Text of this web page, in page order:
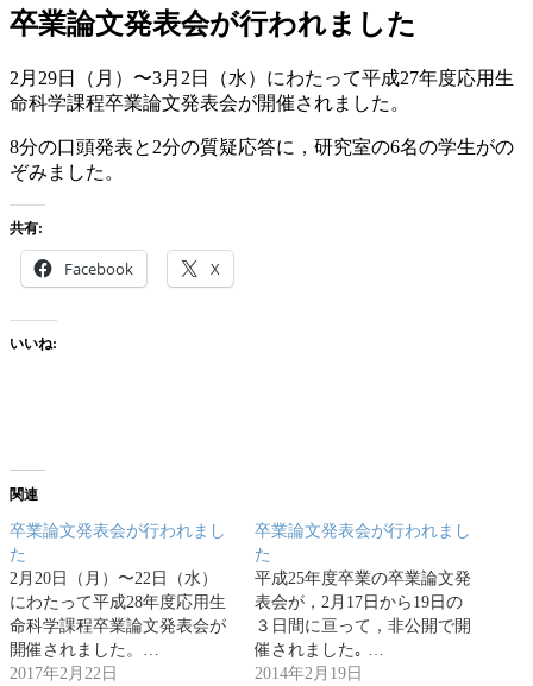
卒業論文発表会が行われました
2月29日（月）〜3月2日（水）にわたって平成27年度応用生
命科学課程卒業論文発表会が開催されました。
8分の口頭発表と2分の質疑応答に，研究室の6名の学生がの
ぞみました。
共有:
Facebook X
いいね:
関連
卒業論文発表会が行われまし
た
2月20日（月）〜22日（水）
にわたって平成28年度応用生
命科学課程卒業論文発表会が
開催されました。…
2017年2月22日
卒業論文発表会が行われまし
た
平成25年度卒業の卒業論文発
表会が，2月17日から19日の
３日間に亘って，非公開で開
催されました｡ …
2014年2月19日